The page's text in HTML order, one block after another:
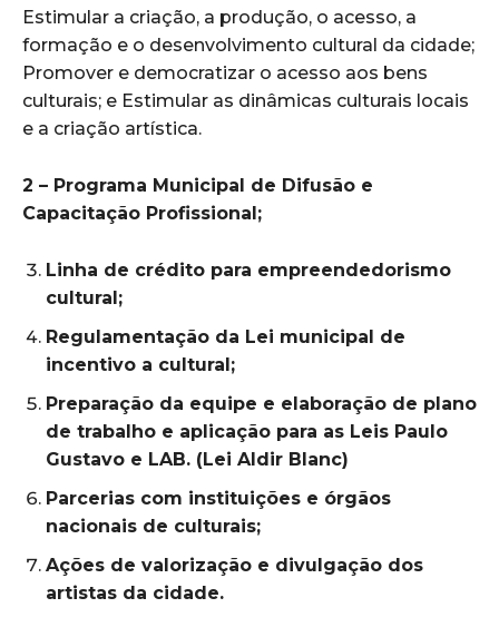
Estimular a criação, a produção, o acesso, a
formação e o desenvolvimento cultural da cidade;
Promover e democratizar o acesso aos bens
culturais; e Estimular as dinâmicas culturais locais
e a criação artística.
2 – Programa Municipal de Difusão e
Capacitação Profissional;
Linha de crédito para empreendedorismo
cultural;
Regulamentação da Lei municipal de
incentivo a cultural;
Preparação da equipe e elaboração de plano
de trabalho e aplicação para as Leis Paulo
Gustavo e LAB. (Lei Aldir Blanc)
Parcerias com instituições e órgãos
nacionais de culturais;
Ações de valorização e divulgação dos
artistas da cidade.